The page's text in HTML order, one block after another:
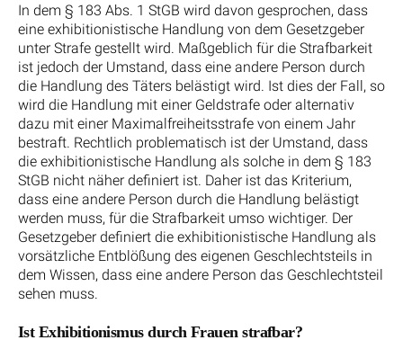
In dem § 183 Abs. 1 StGB wird davon gesprochen, dass
eine exhibitionistische Handlung von dem Gesetzgeber
unter Strafe gestellt wird. Maßgeblich für die Strafbarkeit
ist jedoch der Umstand, dass eine andere Person durch
die Handlung des Täters belästigt wird. Ist dies der Fall, so
wird die Handlung mit einer Geldstrafe oder alternativ
dazu mit einer Maximalfreiheitsstrafe von einem Jahr
bestraft. Rechtlich problematisch ist der Umstand, dass
die exhibitionistische Handlung als solche in dem § 183
StGB nicht näher definiert ist. Daher ist das Kriterium,
dass eine andere Person durch die Handlung belästigt
werden muss, für die Strafbarkeit umso wichtiger. Der
Gesetzgeber definiert die exhibitionistische Handlung als
vorsätzliche Entblößung des eigenen Geschlechtsteils in
dem Wissen, dass eine andere Person das Geschlechtsteil
sehen muss.
Ist Exhibitionismus durch Frauen strafbar?